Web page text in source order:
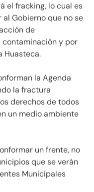
el fracking, lo cual es
Gobierno que no se
de
y por
Huasteca.
la Agenda
la fractura
derechos de todos
un medio ambiente
un frente, no
que se verán
Municipales